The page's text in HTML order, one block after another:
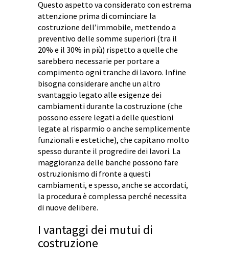
Questo aspetto va considerato con estrema
attenzione prima di cominciare la
costruzione dell’immobile, mettendo a
preventivo delle somme superiori (tra il
20% e il 30% in più) rispetto a quelle che
sarebbero necessarie per portare a
compimento ogni tranche di lavoro. Infine
bisogna considerare anche un altro
svantaggio legato alle esigenze dei
cambiamenti durante la costruzione (che
possono essere legati a delle questioni
legate al risparmio o anche semplicemente
funzionali e estetiche), che capitano molto
spesso durante il progredire dei lavori. La
maggioranza delle banche possono fare
ostruzionismo di fronte a questi
cambiamenti, e spesso, anche se accordati,
la procedura è complessa perché necessita
di nuove delibere.
I vantaggi dei mutui di
costruzione